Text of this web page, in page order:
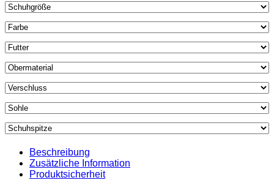
Beschreibung
Zusätzliche Information
Produktsicherheit